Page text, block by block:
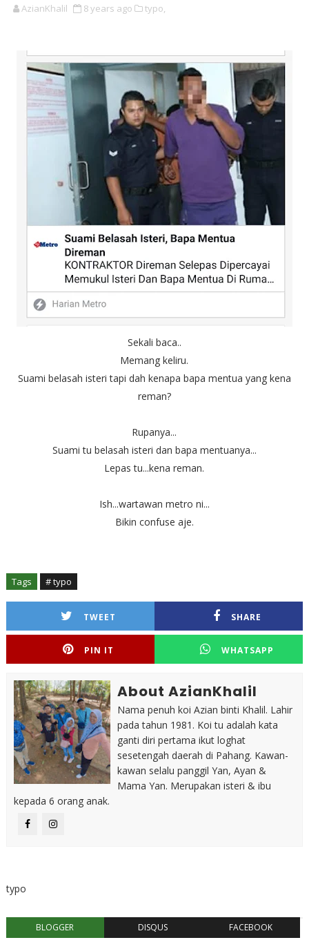
AzianKhalil 8 years ago typo,
Sekali baca..
Memang keliru.
Suami belasah isteri tapi dah kenapa bapa mentua yang kena
reman?
Rupanya...
Suami tu belasah isteri dan bapa mentuanya...
Lepas tu...kena reman.
Ish...wartawan metro ni...
Bikin confuse aje.
Tags # typo
TWEET SHARE
PIN IT WHATSAPP
About AzianKhalil
Nama penuh koi Azian binti Khalil. Lahir
pada tahun 1981. Koi tu adalah kata
ganti diri pertama ikut loghat
sesetengah daerah di Pahang. Kawan-
kawan selalu panggil Yan, Ayan &
Mama Yan. Merupakan isteri & ibu
kepada 6 orang anak.
typo
BLOGGER DISQUS FACEBOOK